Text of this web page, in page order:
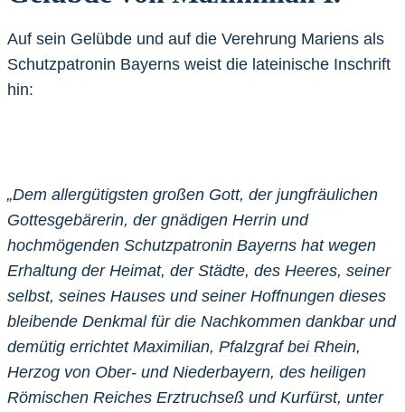
Auf sein Gelübde und auf die Verehrung Mariens als
Schutzpatronin Bayerns weist die lateinische Inschrift
hin:
„Dem allergütigsten großen Gott, der jungfräulichen
Gottesgebärerin, der gnädigen Herrin und
hochmögenden Schutzpatronin Bayerns hat wegen
Erhaltung der Heimat, der Städte, des Heeres, seiner
selbst, seines Hauses und seiner Hoffnungen dieses
bleibende Denkmal für die Nachkommen dankbar und
demütig errichtet Maximilian, Pfalzgraf bei Rhein,
Herzog von Ober- und Niederbayern, des heiligen
Römischen Reiches Erztruchseß und Kurfürst, unter